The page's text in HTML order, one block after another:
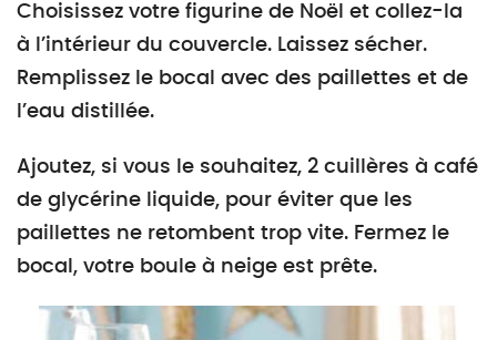
Choisissez votre figurine de Noël et collez-la
à l’intérieur du couvercle. Laissez sécher.
Remplissez le bocal avec des paillettes et de
l’eau distillée.
Ajoutez, si vous le souhaitez, 2 cuillères à café
de glycérine liquide, pour éviter que les
paillettes ne retombent trop vite. Fermez le
bocal, votre boule à neige est prête.